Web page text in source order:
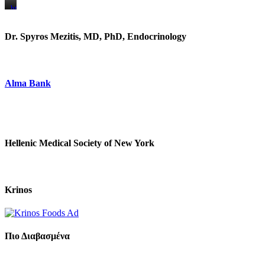
https://www.unitedbrothersfruitmarkets.com/
https://www.unitedbrothersfruitmarkets.com/
Dr. Spyros Mezitis, MD, PhD, Endocrinology
Alma Bank
Hellenic Medical Society of New York
Krinos
Πιο Διαβασμένα